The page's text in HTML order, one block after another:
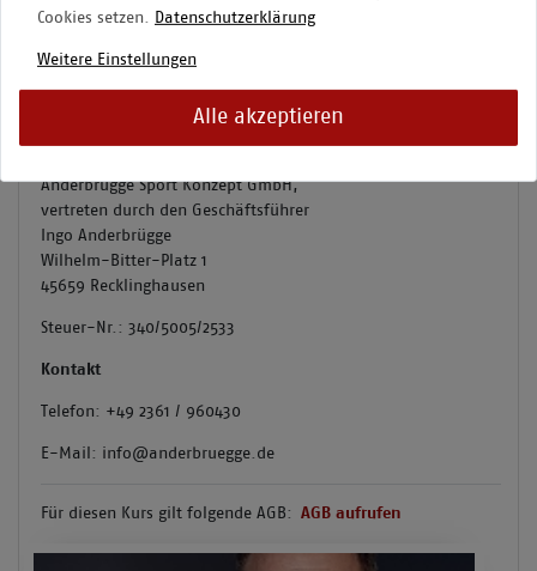
Fußballfabrik Westfalen
Anderbrügge Sport Konzept GmbH,
vertreten durch den Geschäftsführer
Ingo Anderbrügge
Wilhelm-Bitter-Platz 1
45659 Recklinghausen
Steuer-Nr.: 340/5005/2533
Kontakt
Telefon: +49 2361 / 960430
E-Mail: info@anderbruegge.de
Für diesen Kurs gilt folgende AGB: AGB aufrufen
Cookies setzen. Datenschutzerklärung
Weitere Einstellungen
Alle akzeptieren